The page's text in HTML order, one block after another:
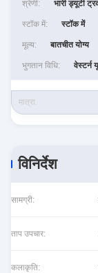
श्रेणी: भारी ड्यूटी
स्टॉक में: स्टॉक में
मूल्य: बातचीत योग्य
भुगतान विधि: वेस्टर्न
विनिर्देश
सामग्री:
ताप उपचार:
कलाकृति: